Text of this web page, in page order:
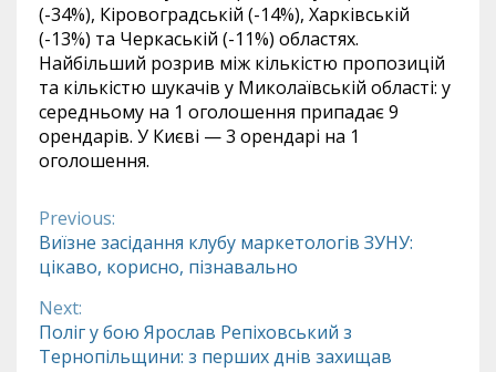
(-34%), Кіровоградській (-14%), Харківській
(-13%) та Черкаській (-11%) областях.
Найбільший розрив між кількістю пропозицій
та кількістю шукачів у Миколаївській області: у
середньому на 1 оголошення припадає 9
орендарів. У Києві — 3 орендарі на 1
оголошення.
Continue
Reading
Previous:
Виїзне засідання клубу маркетологів ЗУНУ:
цікаво, корисно, пізнавально
Next:
Поліг у бою Ярослав Репіховський з
Тернопільщини: з перших днів захищав